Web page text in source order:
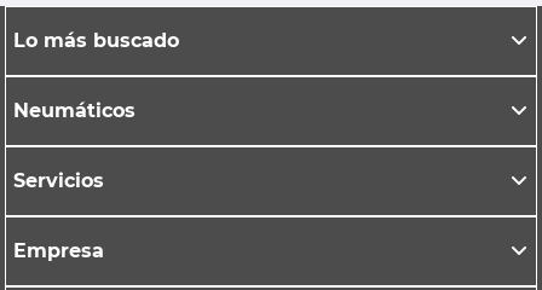
Lo más buscado
Neumáticos
Servicios
Empresa